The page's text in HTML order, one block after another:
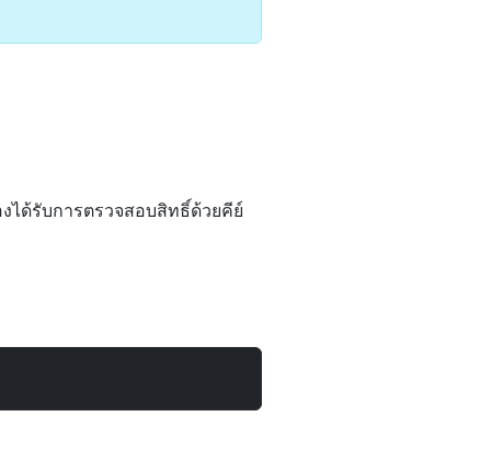
งได้รับการตรวจสอบสิทธิ์ด้วยคีย์